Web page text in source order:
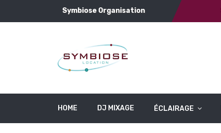
Symbiose Organisation
HOME DJ MIXAGE ÉCLAIRAGE